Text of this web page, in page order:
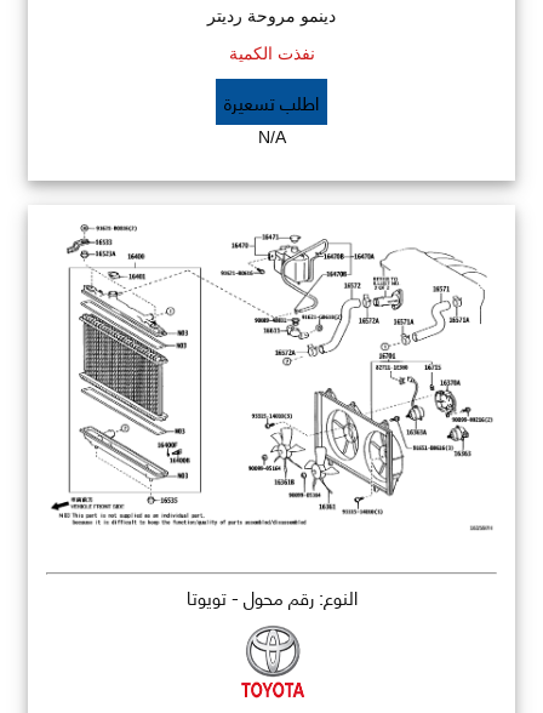
دينمو مروحة رديتر
نفذت الكمية
اطلب تسعيرة
N/A
النوع: رقم محول - تويوتا